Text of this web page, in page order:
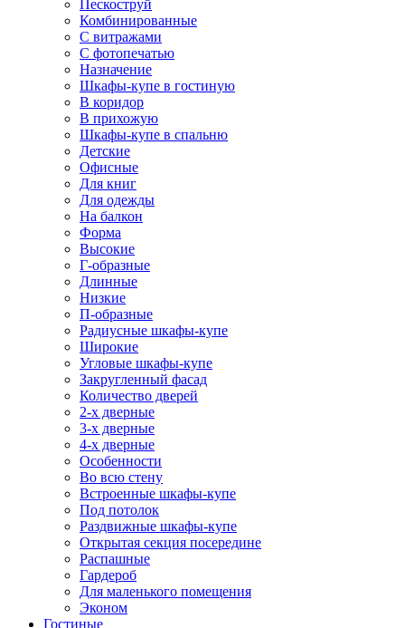
Пескоструй
Комбинированные
С витражами
С фотопечатью
Назначение
Шкафы-купе в гостиную
В коридор
В прихожую
Шкафы-купе в спальню
Детские
Офисные
Для книг
Для одежды
На балкон
Форма
Высокие
Г-образные
Длинные
Низкие
П-образные
Радиусные шкафы-купе
Широкие
Угловые шкафы-купе
Закругленный фасад
Количество дверей
2-х дверные
3-х дверные
4-х дверные
Особенности
Во всю стену
Встроенные шкафы-купе
Под потолок
Раздвижные шкафы-купе
Открытая секция посередине
Распашные
Гардероб
Для маленького помещения
Эконом
Гостиные